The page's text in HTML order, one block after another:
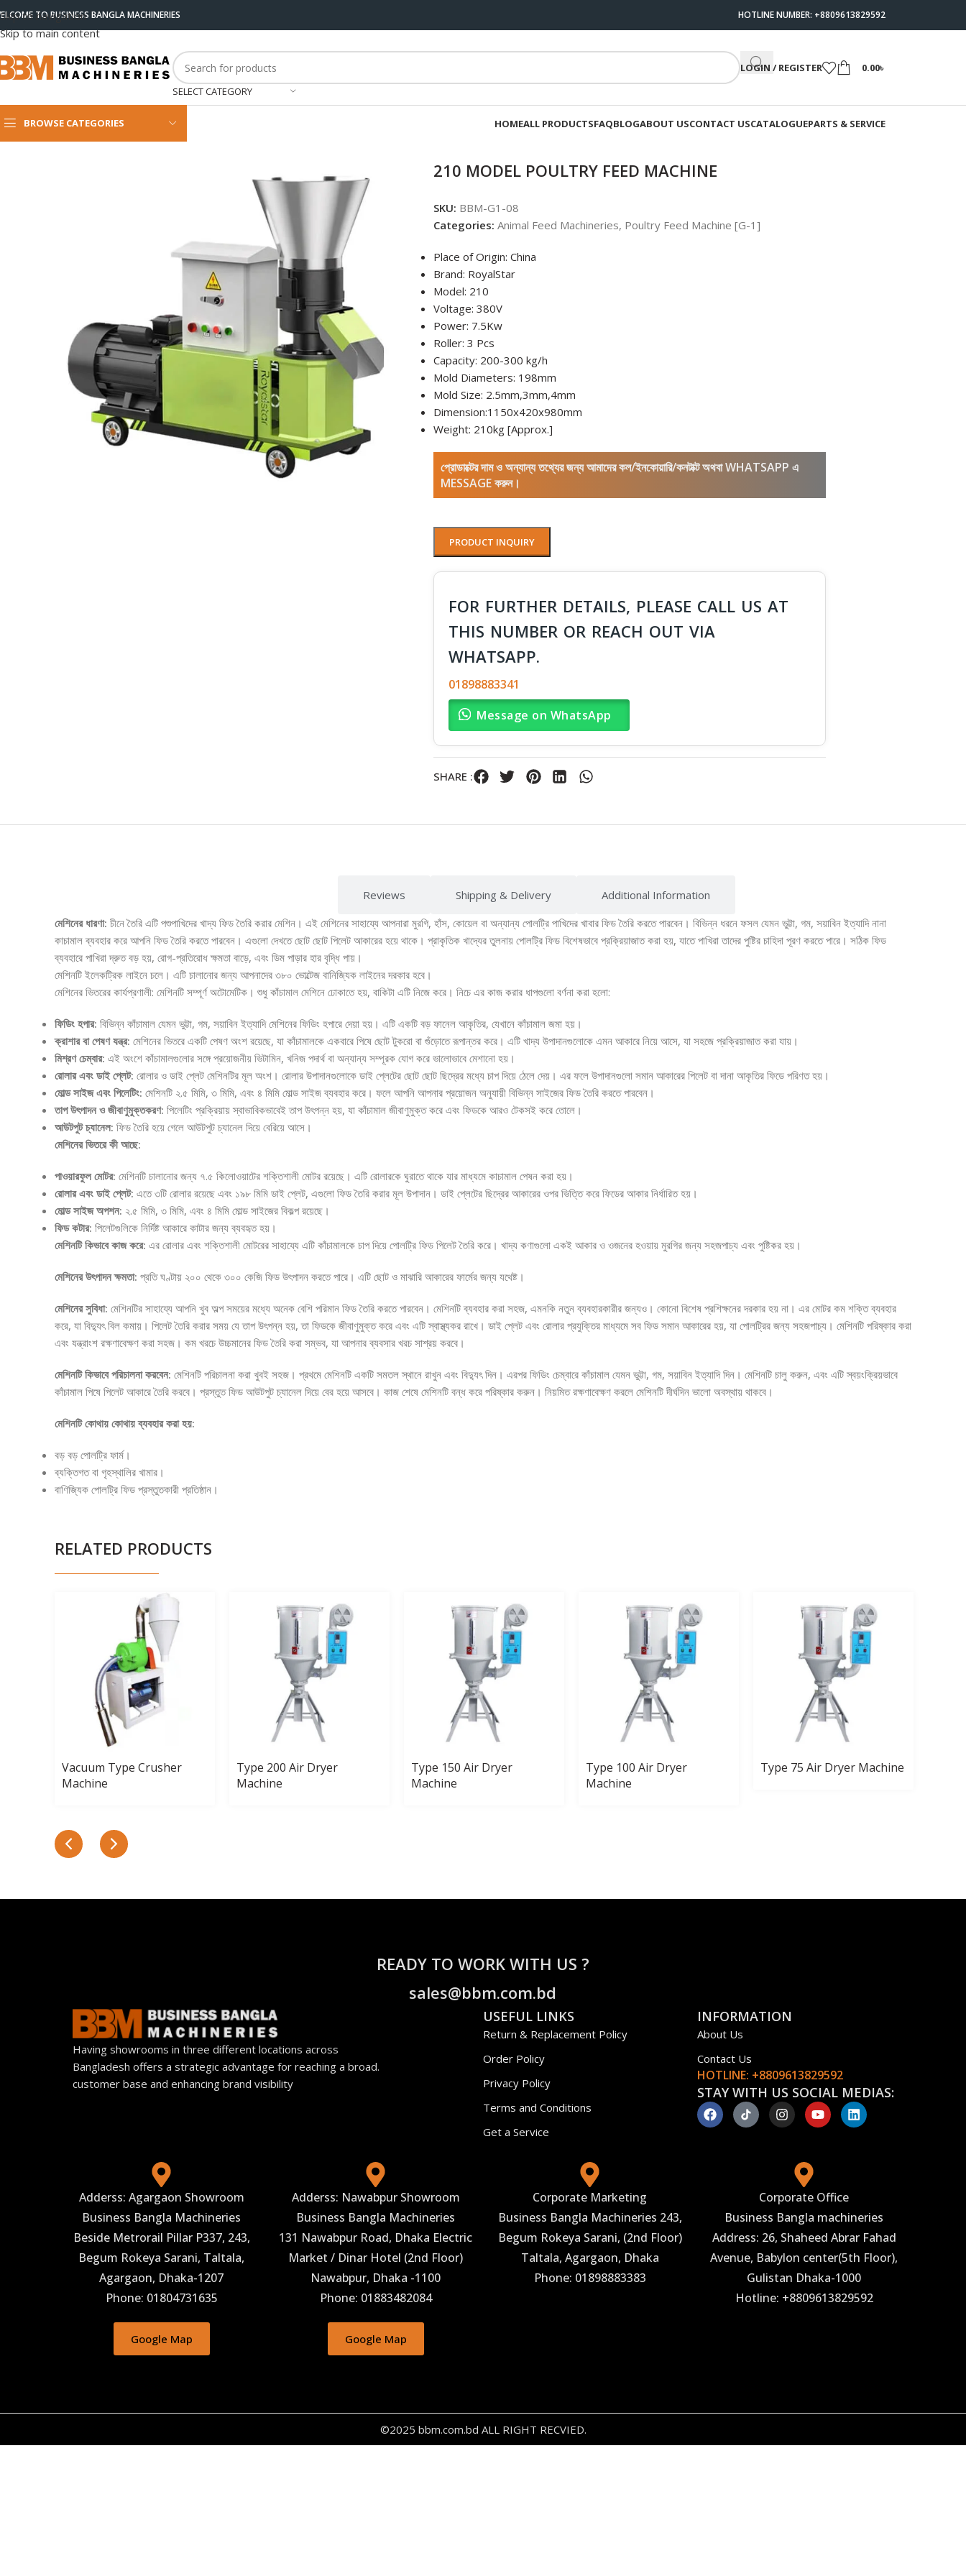
Skip to navigation
Skip to main content
TO BUSINESS BANGLA MACHINERIES HOTLINE NUMBER: +8809613829592
SELECT CATEGORY
LOGIN / REGISTER 0.00৳
BROWSE CATEGORIES HOMEALL PRODUCTSFAQBLOGABOUT USCONTACT USCATALOGUEPARTS & SERVICE
210 MODEL POULTRY FEED MACHINE
SKU: BBM-G1-08
Categories: Animal Feed Machineries, Poultry Feed Machine [G-1]
Place of Origin: China
Brand: RoyalStar
Model: 210
Voltage: 380V
Power: 7.5Kw
Roller: 3 Pcs
Capacity: 200-300 kg/h
Mold Diameters: 198mm
Mold Size: 2.5mm,3mm,4mm
Dimension:1150x420x980mm
Weight: 210kg [Approx.]
প্রোডাক্টের দাম ও অন্যান্য তথ্যের জন্য আমাদের কল/ইনকোয়ারি/কনটাক্ট অথবা WHATSAPP এ
MESSAGE করুন।
PRODUCT INQUIRY
FOR FURTHER DETAILS, PLEASE CALL US AT
THIS NUMBER OR REACH OUT VIA
WHATSAPP.
01898883341
Message on WhatsApp
SHARE :
Reviews Shipping & Delivery
Additional Information
মেশিনের ধারণা: চীনে তৈরি এটি পশুপাখিদের খাদ্য ফিড তৈরি করার মেশিন। এই মেশিনের সাহায্যে আপনারা মুরগি, হাঁস, কোয়েল বা অন্যান্য পোলট্রি পাখিদের খাবার ফিড তৈরি করতে পারবেন। বিভিন্ন ধরনে ফসল যেমন ভুট্টা, গম, সয়াবিন ইত্যাদি নানা
কাচামাল ব্যবহার করে আপনি ফিড তৈরি করতে পারবেন। এগুলো দেখতে ছোট ছোট পিলেট আকারের হয়ে থাকে। প্রাকৃতিক খাদ্যের তুলনায় পোলট্রি ফিড বিশেষভাবে প্রক্রিয়াজাত করা হয়, যাতে পাখিরা তাদের পুষ্টির চাহিদা পূরণ করতে পারে। সঠিক ফিড
ব্যবহারে পাখিরা দ্রুত বড় হয়, রোগ-প্রতিরোধ ক্ষমতা বাড়ে, এবং ডিম পাড়ার হার বৃদ্ধি পায়।
মেশিনটি ইলেকট্রিক লাইনে চলে। এটি চালানোর জন্য আপনাদের ৩৮০ ভোল্টেজ বানিজ্যিক লাইনের দরকার হবে।
মেশিনের ভিতরের কার্যপ্রণালী: মেশিনটি সম্পূর্ণ অটোমেটিক। শুধু কাঁচামাল মেশিনে ঢোকাতে হয়, বাকিটা এটি নিজে করে। নিচে এর কাজ করার ধাপগুলো বর্ণনা করা হলো:
ফিডিং হপার: বিভিন্ন কাঁচামাল যেমন ভুট্টা, গম, সয়াবিন ইত্যাদি মেশিনের ফিডিং হপারে দেয়া হয়। এটি একটি বড় ফানেল আকৃতির, যেখানে কাঁচামাল জমা হয়।
ক্রাশার বা পেষণ যন্ত্র: মেশিনের ভিতরে একটি পেষণ অংশ রয়েছে, যা কাঁচামালকে একবারে পিষে ছোট টুকরো বা গুঁড়োতে রূপান্তর করে। এটি খাদ্য উপাদানগুলোকে এমন আকারে নিয়ে আসে, যা সহজে প্রক্রিয়াজাত করা যায়।
মিশ্রণ চেম্বার: এই অংশে কাঁচামালগুলোর সঙ্গে প্রয়োজনীয় ভিটামিন, খনিজ পদার্থ বা অন্যান্য সম্পূরক যোগ করে ভালোভাবে মেশানো হয়।
রোলার এবং ডাই প্লেট: রোলার ও ডাই প্লেট মেশিনটির মূল অংশ। রোলার উপাদানগুলোকে ডাই প্লেটের ছোট ছোট ছিদ্রের মধ্যে চাপ দিয়ে ঠেলে দেয়। এর ফলে উপাদানগুলো সমান আকারের পিলেট বা দানা আকৃতির ফিডে পরিণত হয়।
মোল্ড সাইজ এবং পিলেটিং: মেশিনটি ২.৫ মিমি, ৩ মিমি, এবং ৪ মিমি মোল্ড সাইজ ব্যবহার করে। ফলে আপনি আপনার প্রয়োজন অনুযায়ী বিভিন্ন সাইজের ফিড তৈরি করতে পারবেন।
তাপ উৎপাদন ও জীবাণুমুক্তকরণ: পিলেটিং প্রক্রিয়ায় স্বাভাবিকভাবেই তাপ উৎপন্ন হয়, যা কাঁচামাল জীবাণুমুক্ত করে এবং ফিডকে আরও টেকসই করে তোলে।
আউটপুট চ্যানেল: ফিড তৈরি হয়ে গেলে আউটপুট চ্যানেল দিয়ে বেরিয়ে আসে।
মেশিনের ভিতরে কী আছে:
পাওয়ারফুল মোটর: মেশিনটি চালানোর জন্য ৭.৫ কিলোওয়াটের শক্তিশালী মোটর রয়েছে। এটি রোলারকে ঘুরাতে থাকে যার মাধ্যমে কাচামাল পেষন করা হয়।
রোলার এবং ডাই প্লেট: এতে ৩টি রোলার রয়েছে এবং ১৯৮ মিমি ডাই প্লেট, এগুলো ফিড তৈরি করার মূল উপাদান। ডাই প্লেটের ছিদ্রের আকারের ওপর ভিত্তি করে ফিডের আকার নির্ধারিত হয়।
মোল্ড সাইজ অপশন: ২.৫ মিমি, ৩ মিমি, এবং ৪ মিমি মোল্ড সাইজের বিকল্প রয়েছে।
ফিড কটার: পিলেটগুলিকে নির্দিষ্ট আকারে কাটার জন্য ব্যবহৃত হয়।
মেশিনটি কিভাবে কাজ করে: এর রোলার এবং শক্তিশালী মোটরের সাহায্যে এটি কাঁচামালকে চাপ দিয়ে পোলট্রি ফিড পিলেট তৈরি করে। খাদ্য কণাগুলো একই আকার ও ওজনের হওয়ায় মুরগির জন্য সহজপাচ্য এবং পুষ্টিকর হয়।
মেশিনের উৎপাদন ক্ষমতা: প্রতি ঘণ্টায় ২০০ থেকে ৩০০ কেজি ফিড উৎপাদন করতে পারে। এটি ছোট ও মাঝারি আকারের ফার্মের জন্য যথেষ্ট।
মেশিনের সুবিধা: মেশিনটির সাহায্যে আপনি খুব অল্প সময়ের মধ্যে অনেক বেশি পরিমান ফিড তৈরি করতে পারবেন। মেশিনটি ব্যবহার করা সহজ, এমনকি নতুন ব্যবহারকারীর জন্যও। কোনো বিশেষ প্রশিক্ষনের দরকার হয় না। এর মোটর কম শক্তি ব্যবহার
করে, যা বিদ্যুৎ বিল কমায়। পিলেট তৈরি করার সময় যে তাপ উৎপন্ন হয়, তা ফিডকে জীবাণুমুক্ত করে এবং এটি স্বাস্থ্যকর রাখে। ডাই প্লেট এবং রোলার প্রযুক্তির মাধ্যমে সব ফিড সমান আকারের হয়, যা পোলট্রির জন্য সহজপাচ্য। মেশিনটি পরিষ্কার করা
এবং যন্ত্রাংশ রক্ষণাবেক্ষণ করা সহজ। কম খরচে উচ্চমানের ফিড তৈরি করা সম্ভব, যা আপনার ব্যবসার খরচ সাশ্রয় করবে।
মেশিনটি কিভাবে পরিচালনা করবেন: মেশিনটি পরিচালনা করা খুবই সহজ। প্রথমে মেশিনটি একটি সমতল স্থানে রাখুন এবং বিদ্যুৎ দিন। এরপর ফিডিং চেম্বারে কাঁচামাল যেমন ভুট্টা, গম, সয়াবিন ইত্যাদি দিন। মেশিনটি চালু করুন, এবং এটি স্বয়ংক্রিয়ভাবে
কাঁচামাল পিষে পিলেট আকারে তৈরি করবে। প্রস্তুত ফিড আউটপুট চ্যানেল দিয়ে বের হয়ে আসবে। কাজ শেষে মেশিনটি বন্ধ করে পরিষ্কার করুন। নিয়মিত রক্ষণাবেক্ষণ করলে মেশিনটি দীর্ঘদিন ভালো অবস্থায় থাকবে।
মেশিনটি কোথায় কোথায় ব্যবহার করা হয়:
বড় বড় পোলট্রি ফার্ম।
ব্যক্তিগত বা গৃহস্থালির খামার।
বাণিজ্যিক পোলট্রি ফিড প্রস্তুতকারী প্রতিষ্ঠান।
RELATED PRODUCTS
Vacuum Type Crusher
Machine
Type 200 Air Dryer
Machine
Type 150 Air Dryer
Machine
Type 100 Air Dryer
Machine
Type 75 Air Dryer Machine
READY TO WORK WITH US ?
sales@bbm.com.bd
Having showrooms in three different locations across
Bangladesh offers a strategic advantage for reaching a broad.
customer base and enhancing brand visibility
USEFUL LINKS
Return & Replacement Policy
Order Policy
Privacy Policy
Terms and Conditions
Get a Service
INFORMATION
About Us
Contact Us
HOTLINE: +8809613829592
STAY WITH US SOCIAL MEDIAS:
Adderss: Agargaon Showroom
Business Bangla Machineries
Beside Metrorail Pillar P337, 243,
Begum Rokeya Sarani, Taltala,
Agargaon, Dhaka-1207
Phone: 01804731635
Google Map
Adderss: Nawabpur Showroom
Business Bangla Machineries
131 Nawabpur Road, Dhaka Electric
Market / Dinar Hotel (2nd Floor)
Nawabpur, Dhaka -1100
Phone: 01883482084
Google Map
Phone: 01898883383
Corporate Marketing
Business Bangla Machineries 243,
Begum Rokeya Sarani, (2nd Floor)
Taltala, Agargaon, Dhaka
Corporate Office
Business Bangla machineries
Address: 26, Shaheed Abrar Fahad
Avenue, Babylon center(5th Floor),
Gulistan Dhaka-1000
Hotline: +8809613829592
©2025 bbm.com.bd ALL RIGHT RECVIED.